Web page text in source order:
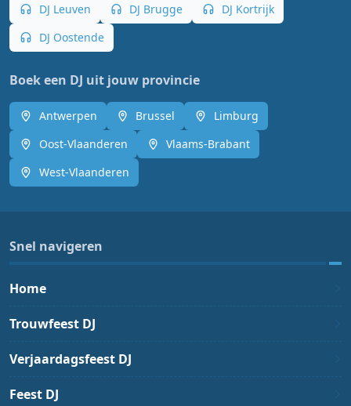
DJ Leuven
DJ Brugge
DJ Kortrijk
DJ Oostende
Boek een DJ uit jouw provincie
Antwerpen Brussel
Limburg
Oost-Vlaanderen
Vlaams-Brabant
West-Vlaanderen
Snel navigeren
Home
Trouwfeest DJ
Verjaardagsfeest DJ
Feest DJ